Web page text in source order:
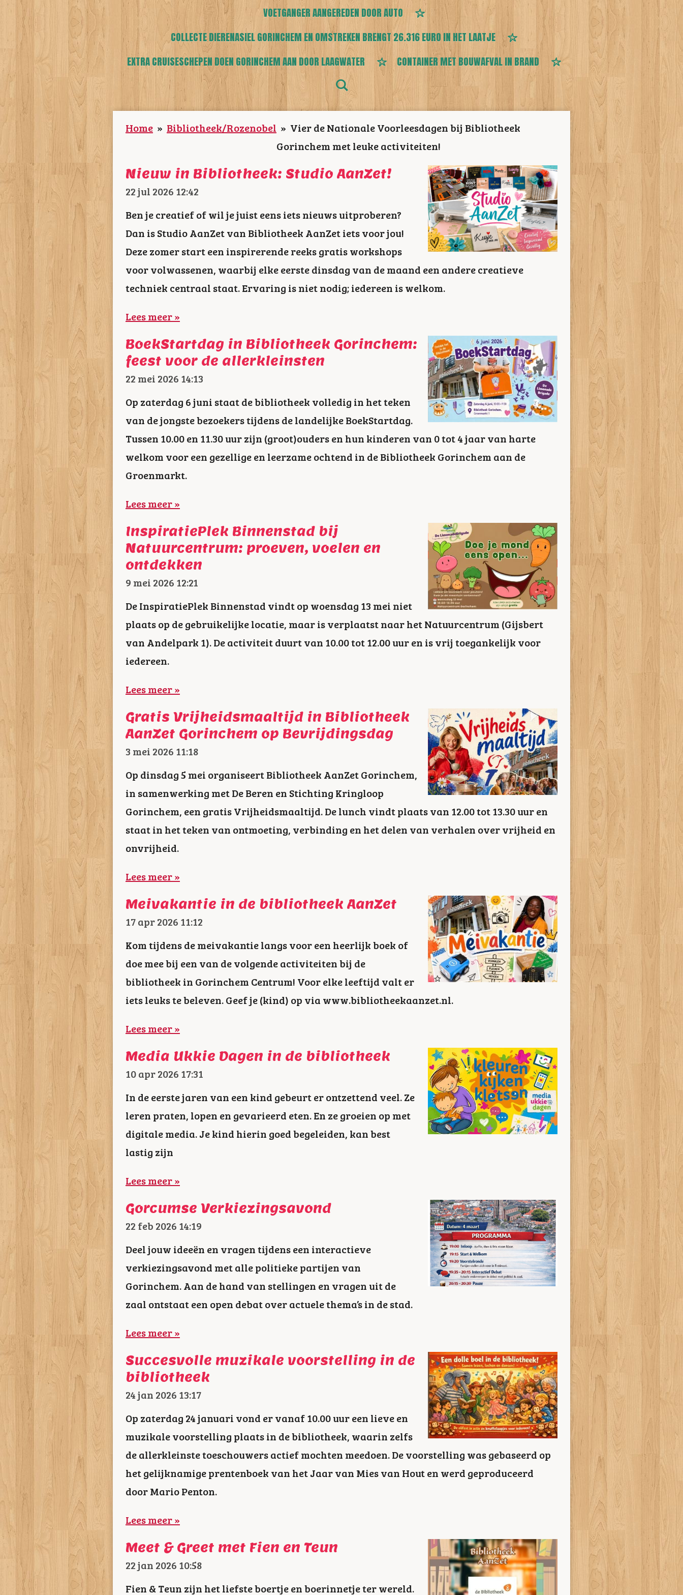
VOETGANGER AANGEREDEN DOOR AUTO
COLLECTE DIERENASIEL GORINCHEM EN OMSTREKEN BRENGT 26.316 EURO IN HET LAATJE
EXTRA CRUISESCHEPEN DOEN GORINCHEM AAN DOOR LAAGWATER
CONTAINER MET BOUWAFVAL IN BRAND
Home » Bibliotheek/Rozenobel » Vier de Nationale Voorleesdagen bij Bibliotheek
Gorinchem met leuke activiteiten!
Nieuw in Bibliotheek: Studio AanZet!
22 jul 2026 12:42
Ben je creatief of wil je juist eens iets nieuws uitproberen?
Dan is Studio AanZet van Bibliotheek AanZet iets voor jou!
Deze zomer start een inspirerende reeks gratis workshops
voor volwassenen, waarbij elke eerste dinsdag van de maand een andere creatieve
techniek centraal staat. Ervaring is niet nodig; iedereen is welkom.
Lees meer »
BoekStartdag in Bibliotheek Gorinchem:
feest voor de allerkleinsten
22 mei 2026 14:13
Op zaterdag 6 juni staat de bibliotheek volledig in het teken
van de jongste bezoekers tijdens de landelijke BoekStartdag.
Tussen 10.00 en 11.30 uur zijn (groot)ouders en hun kinderen van 0 tot 4 jaar van harte
welkom voor een gezellige en leerzame ochtend in de Bibliotheek Gorinchem aan de
Groenmarkt.
Lees meer »
InspiratiePlek Binnenstad bij
Natuurcentrum: proeven, voelen en
ontdekken
9 mei 2026 12:21
De InspiratiePlek Binnenstad vindt op woensdag 13 mei niet
plaats op de gebruikelijke locatie, maar is verplaatst naar het Natuurcentrum (Gijsbert
van Andelpark 1). De activiteit duurt van 10.00 tot 12.00 uur en is vrij toegankelijk voor
iedereen.
Lees meer »
Gratis Vrijheidsmaaltijd in Bibliotheek
AanZet Gorinchem op Bevrijdingsdag
3 mei 2026 11:18
Op dinsdag 5 mei organiseert Bibliotheek AanZet Gorinchem,
in samenwerking met De Beren en Stichting Kringloop
Gorinchem, een gratis Vrijheidsmaaltijd. De lunch vindt plaats van 12.00 tot 13.30 uur en
staat in het teken van ontmoeting, verbinding en het delen van verhalen over vrijheid en
onvrijheid.
Lees meer »
Meivakantie in de bibliotheek AanZet
17 apr 2026 11:12
Kom tijdens de meivakantie langs voor een heerlijk boek of
doe mee bij een van de volgende activiteiten bij de
bibliotheek in Gorinchem Centrum! Voor elke leeftijd valt er
iets leuks te beleven. Geef je (kind) op via www.bibliotheekaanzet.nl.
Lees meer »
Media Ukkie Dagen in de bibliotheek
10 apr 2026 17:31
In de eerste jaren van een kind gebeurt er ontzettend veel. Ze
leren praten, lopen en gevarieerd eten. En ze groeien op met
digitale media. Je kind hierin goed begeleiden, kan best
lastig zijn
Lees meer »
Gorcumse Verkiezingsavond
22 feb 2026 14:19
Deel jouw ideeën en vragen tijdens een interactieve
verkiezingsavond met alle politieke partijen van
Gorinchem. Aan de hand van stellingen en vragen uit de
zaal ontstaat een open debat over actuele thema’s in de stad.
Lees meer »
Succesvolle muzikale voorstelling in de
bibliotheek
24 jan 2026 13:17
Op zaterdag 24 januari vond er vanaf 10.00 uur een lieve en
muzikale voorstelling plaats in de bibliotheek, waarin zelfs
de allerkleinste toeschouwers actief mochten meedoen. De voorstelling was gebaseerd op
het gelijknamige prentenboek van het Jaar van Mies van Hout en werd geproduceerd
door Mario Penton.
Lees meer »
Meet & Greet met Fien en Teun
22 jan 2026 10:58
Fien & Teun zijn het liefste boertje en boerinnetje ter wereld.